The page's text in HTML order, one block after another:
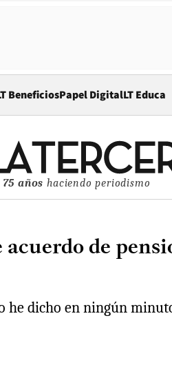
BeneficiosPapel DigitalOpens in
LT Educa
75 años haciendo periodismo
de
dicho en ningún